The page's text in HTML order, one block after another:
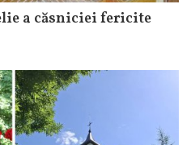
a căsniciei fericite